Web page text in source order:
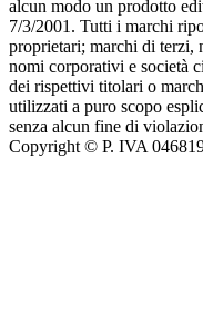
alcun modo un prodotto
7/3/2001. Tutti i marchi
proprietari; marchi di terzi,
nomi corporativi e società
dei rispettivi titolari o
utilizzati a puro scopo
senza alcun fine di
Copyright © P. IVA